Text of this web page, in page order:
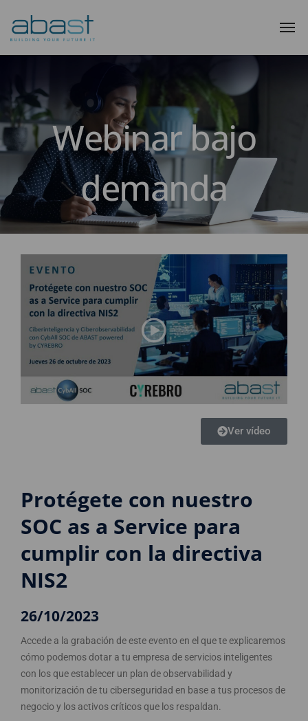
Webinar bajo
demanda
Ver vídeo
Protégete con nuestro
SOC as a Service para
cumplir con la directiva
NIS2
26/10/2023
Accede a la grabación de este evento en el que te explicaremos
cómo podemos dotar a tu empresa de servicios inteligentes
con los que establecer un plan de observabilidad y
monitorización de tu ciberseguridad en base a tus procesos de
negocio y los activos críticos que los respaldan.